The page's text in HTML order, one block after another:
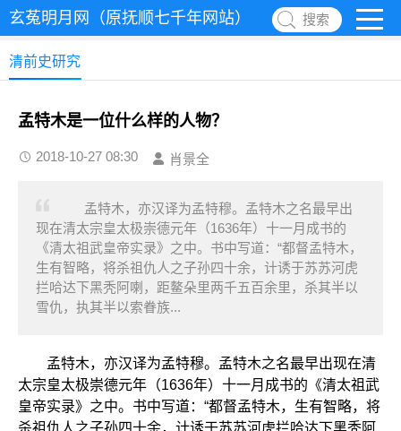
玄菟明月网（原抚顺七千年网站） 搜索
清前史研究
孟特木是一位什么样的人物？
2018-10-27 08:30 肖景全
孟特木，亦汉译为孟特穆。孟特木之名最早出
现在清太宗皇太极崇德元年（1636年）十一月成书的
《清太祖武皇帝实录》之中。书中写道：“都督孟特木，
生有智略，将杀祖仇人之子孙四十余，计诱于苏苏河虎
拦哈达下黑秃阿喇，距鳌朵里两千五百余里，杀其半以
雪仇，执其半以索眷族...
孟特木，亦汉译为孟特穆。孟特木之名最早出现在清
太宗皇太极崇德元年（1636年）十一月成书的《清太祖武
皇帝实录》之中。书中写道：“都督孟特木，生有智略，将
杀祖仇人之子孙四十余，计诱于苏苏河虎拦哈达下黑秃阿